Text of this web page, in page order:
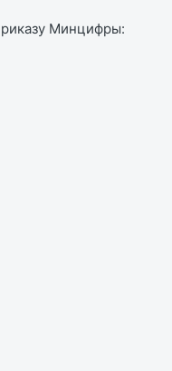
Минцифры: